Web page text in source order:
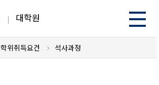
대학원
학위취득요건 석사과정